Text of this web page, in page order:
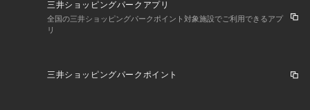
たった一つのバッグを意味します。
両方の役割をシームレスに果たし、街中でのアクティブな毎日
三井ショッピングパークアプリ
全国の三井ショッピングパークポイント対象施設でご利用できるアプ
リ
三井ショッピングパークポイント